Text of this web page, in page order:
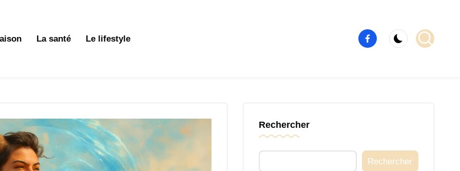
La santé Le lifestyle
Élément
de
Rechercher
Rechercher